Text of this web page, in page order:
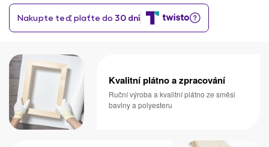
Kvalitní plátno a zpracování
Ruční výroba a kvalitní plátno ze směsi
bavlny a polyesteru